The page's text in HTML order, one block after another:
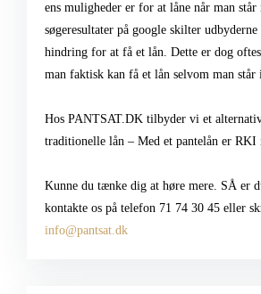
ens muligheder er for at låne når man
søgeresultater på google skilter
hindring for at få et lån. Dette er dog
man faktisk kan få et lån selvom man
Hos PANTSAT.DK tilbyder vi et
traditionelle lån – Med et pantelån er RKI
Kunne du tænke dig at høre mere. SÅ er
kontakte os på telefon 71 74 30 45 eller
info@pantsat.dk